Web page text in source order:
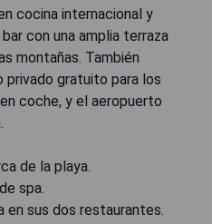
cocina internacional y
con una amplia terraza
montañas. También
gratuito para los
coche, y el aeropuerto
de la playa.
spa.
en sus dos restaurantes.